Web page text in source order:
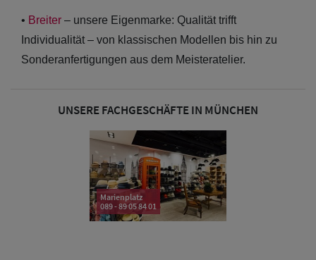
• Breiter – unsere Eigenmarke: Qualität trifft
Individualität – von klassischen Modellen bis hin zu
Sonderanfertigungen aus dem Meisteratelier.
UNSERE FACHGESCHÄFTE IN MÜNCHEN
Marienplatz
089 - 89 05 84 01